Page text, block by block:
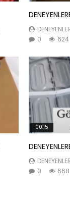
0
624
00:15
0
668